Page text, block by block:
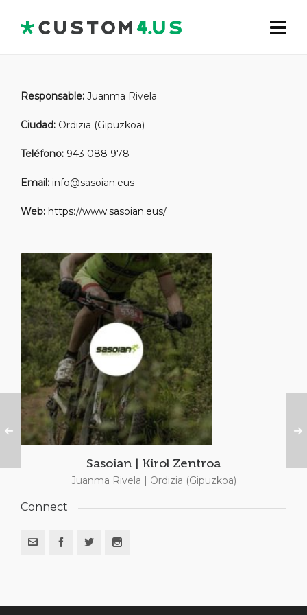
Responsable: Juanma Rivela
Ciudad: Ordizia (Gipuzkoa)
Teléfono: 943 088 978
Email: info@sasoian.eus
Web: https://www.sasoian.eus/
Sasoian | Kirol Zentroa
Juanma Rivela | Ordizia (Gipuzkoa)
Connect